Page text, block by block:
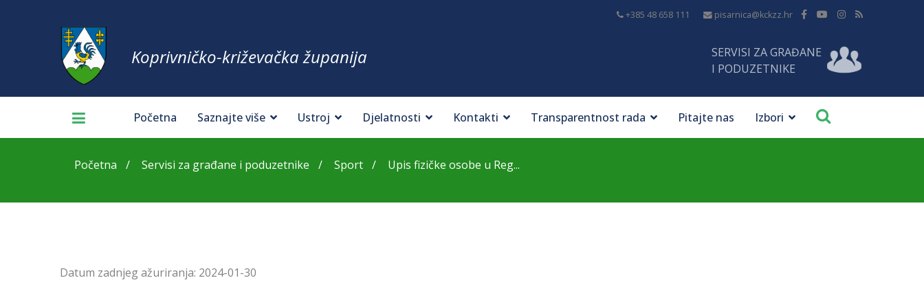
+385 48 658 111 pisarnica@kckzz.hr
Koprivničko-križevačka županija
SERVISI ZA GRAĐANE
I PODUZETNIKE
Početna Saznajte više Ustroj Djelatnosti Kontakti Transparentnost rada Pitajte nas Izbori
Početna Servisi za građane i poduzetnike Sport Upis fizičke osobe u Reg...
Datum zadnjeg ažuriranja: 2024-01-30